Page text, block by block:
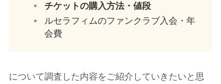
チケットの購入方法・値段
ルセラフィムのファンクラブ入会・年
会費
について調査した内容をご紹介していきたいと思